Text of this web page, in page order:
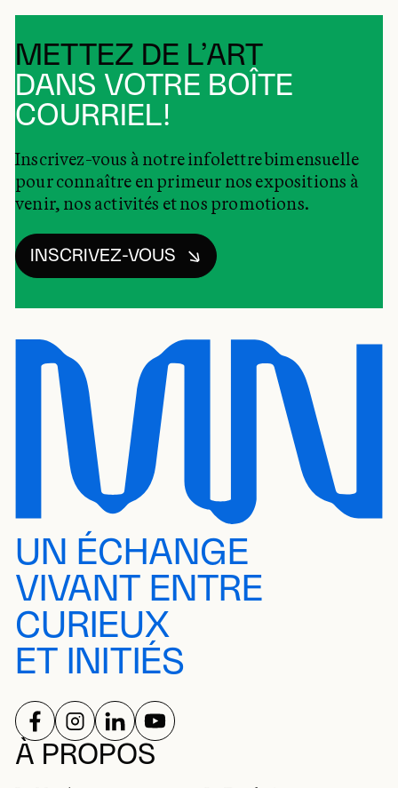
METTEZ DE L’ART
DANS VOTRE BOÎTE
COURRIEL!
Inscrivez-vous à notre infolettre bimensuelle
pour connaître en primeur nos expositions à
venir, nos activités et nos promotions.
INSCRIVEZ-VOUS
UN ÉCHANGE
VIVANT ENTRE
CURIEUX
ET INITIÉS
À PROPOS
RÉSEAUX SOCIAUX
SUIVEZ-NOUS SUR
SUIVEZ-NOUS SUR
SUIVEZ-NOUS SUR
SUIVEZ-NOUS SUR